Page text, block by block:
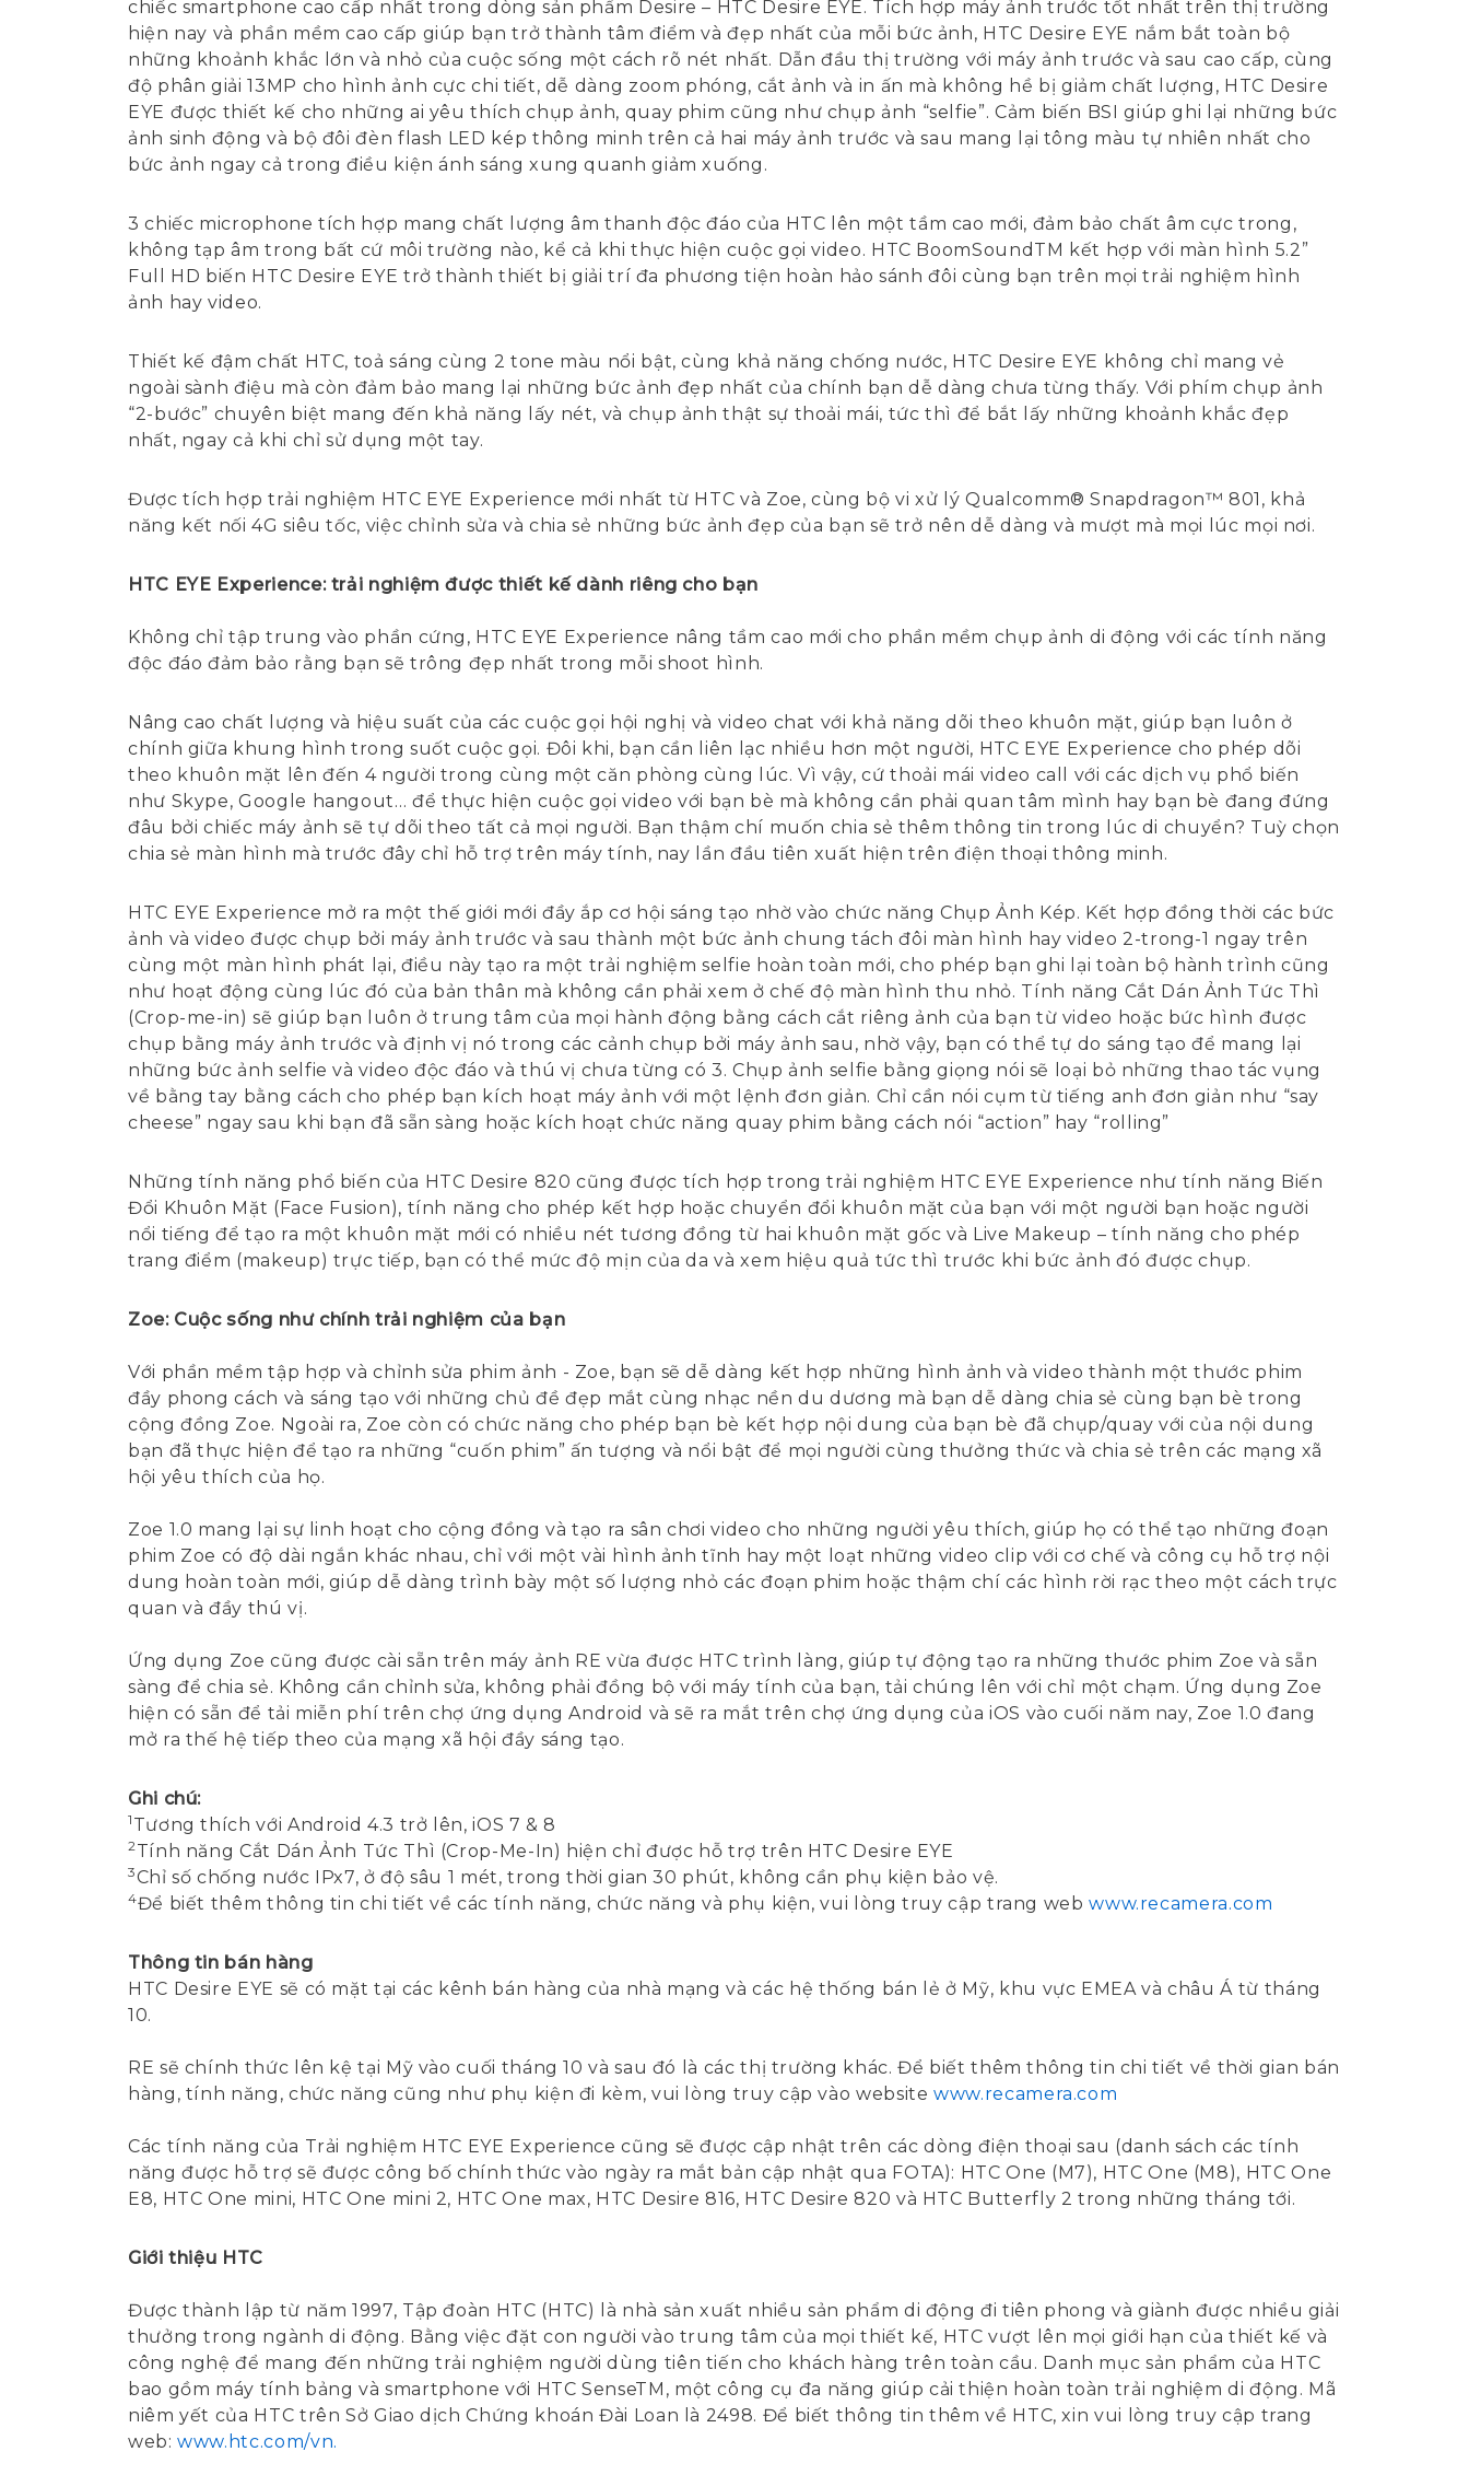
chiếc smartphone cao cấp nhất trong dòng sản phẩm Desire – HTC Desire EYE. Tích hợp máy ảnh trước tốt nhất trên thị trường
hiện nay và phần mềm cao cấp giúp bạn trở thành tâm điểm và đẹp nhất của mỗi bức ảnh, HTC Desire EYE nắm bắt toàn bộ
những khoảnh khắc lớn và nhỏ của cuộc sống một cách rõ nét nhất. Dẫn đầu thị trường với máy ảnh trước và sau cao cấp, cùng
độ phân giải 13MP cho hình ảnh cực chi tiết, dễ dàng zoom phóng, cắt ảnh và in ấn mà không hề bị giảm chất lượng, HTC Desire
EYE được thiết kế cho những ai yêu thích chụp ảnh, quay phim cũng như chụp ảnh “selfie”. Cảm biến BSI giúp ghi lại những bức
ảnh sinh động và bộ đôi đèn flash LED kép thông minh trên cả hai máy ảnh trước và sau mang lại tông màu tự nhiên nhất cho
bức ảnh ngay cả trong điều kiện ánh sáng xung quanh giảm xuống.
3 chiếc microphone tích hợp mang chất lượng âm thanh độc đáo của HTC lên một tầm cao mới, đảm bảo chất âm cực trong,
không tạp âm trong bất cứ môi trường nào, kể cả khi thực hiện cuộc gọi video. HTC BoomSoundTM kết hợp với màn hình 5.2”
Full HD biến HTC Desire EYE trở thành thiết bị giải trí đa phương tiện hoàn hảo sánh đôi cùng bạn trên mọi trải nghiệm hình
ảnh hay video.
Thiết kế đậm chất HTC, toả sáng cùng 2 tone màu nổi bật, cùng khả năng chống nước, HTC Desire EYE không chỉ mang vẻ
ngoài sành điệu mà còn đảm bảo mang lại những bức ảnh đẹp nhất của chính bạn dễ dàng chưa từng thấy. Với phím chụp ảnh
“2-bước” chuyên biệt mang đến khả năng lấy nét, và chụp ảnh thật sự thoải mái, tức thì để bắt lấy những khoảnh khắc đẹp
nhất, ngay cả khi chỉ sử dụng một tay.
Được tích hợp trải nghiệm HTC EYE Experience mới nhất từ HTC và Zoe, cùng bộ vi xử lý Qualcomm® Snapdragon™ 801, khả
năng kết nối 4G siêu tốc, việc chỉnh sửa và chia sẻ những bức ảnh đẹp của bạn sẽ trở nên dễ dàng và mượt mà mọi lúc mọi nơi.
HTC EYE Experience: trải nghiệm được thiết kế dành riêng cho bạn
Không chỉ tập trung vào phần cứng, HTC EYE Experience nâng tầm cao mới cho phần mềm chụp ảnh di động với các tính năng
độc đáo đảm bảo rằng bạn sẽ trông đẹp nhất trong mỗi shoot hình.
Nâng cao chất lượng và hiệu suất của các cuộc gọi hội nghị và video chat với khả năng dõi theo khuôn mặt, giúp bạn luôn ở
chính giữa khung hình trong suốt cuộc gọi. Đôi khi, bạn cần liên lạc nhiều hơn một người, HTC EYE Experience cho phép dõi
theo khuôn mặt lên đến 4 người trong cùng một căn phòng cùng lúc. Vì vậy, cứ thoải mái video call với các dịch vụ phổ biến
như Skype, Google hangout… để thực hiện cuộc gọi video với bạn bè mà không cần phải quan tâm mình hay bạn bè đang đứng
đâu bởi chiếc máy ảnh sẽ tự dõi theo tất cả mọi người. Bạn thậm chí muốn chia sẻ thêm thông tin trong lúc di chuyển? Tuỳ chọn
chia sẻ màn hình mà trước đây chỉ hỗ trợ trên máy tính, nay lần đầu tiên xuất hiện trên điện thoại thông minh.
HTC EYE Experience mở ra một thế giới mới đầy ắp cơ hội sáng tạo nhờ vào chức năng Chụp Ảnh Kép. Kết hợp đồng thời các bức
ảnh và video được chụp bởi máy ảnh trước và sau thành một bức ảnh chung tách đôi màn hình hay video 2-trong-1 ngay trên
cùng một màn hình phát lại, điều này tạo ra một trải nghiệm selfie hoàn toàn mới, cho phép bạn ghi lại toàn bộ hành trình cũng
như hoạt động cùng lúc đó của bản thân mà không cần phải xem ở chế độ màn hình thu nhỏ. Tính năng Cắt Dán Ảnh Tức Thì
(Crop-me-in) sẽ giúp bạn luôn ở trung tâm của mọi hành động bằng cách cắt riêng ảnh của bạn từ video hoặc bức hình được
chụp bằng máy ảnh trước và định vị nó trong các cảnh chụp bởi máy ảnh sau, nhờ vậy, bạn có thể tự do sáng tạo để mang lại
những bức ảnh selfie và video độc đáo và thú vị chưa từng có 3. Chụp ảnh selfie bằng giọng nói sẽ loại bỏ những thao tác vụng
về bằng tay bằng cách cho phép bạn kích hoạt máy ảnh với một lệnh đơn giản. Chỉ cần nói cụm từ tiếng anh đơn giản như “say
cheese” ngay sau khi bạn đã sẵn sàng hoặc kích hoạt chức năng quay phim bằng cách nói “action” hay “rolling”
Những tính năng phổ biến của HTC Desire 820 cũng được tích hợp trong trải nghiệm HTC EYE Experience như tính năng Biến
Đổi Khuôn Mặt (Face Fusion), tính năng cho phép kết hợp hoặc chuyển đổi khuôn mặt của bạn với một người bạn hoặc người
nổi tiếng để tạo ra một khuôn mặt mới có nhiều nét tương đồng từ hai khuôn mặt gốc và Live Makeup – tính năng cho phép
trang điểm (makeup) trực tiếp, bạn có thể mức độ mịn của da và xem hiệu quả tức thì trước khi bức ảnh đó được chụp.
Zoe: Cuộc sống như chính trải nghiệm của bạn
Với phần mềm tập hợp và chỉnh sửa phim ảnh - Zoe, bạn sẽ dễ dàng kết hợp những hình ảnh và video thành một thước phim
đầy phong cách và sáng tạo với những chủ đề đẹp mắt cùng nhạc nền du dương mà bạn dễ dàng chia sẻ cùng bạn bè trong
cộng đồng Zoe. Ngoài ra, Zoe còn có chức năng cho phép bạn bè kết hợp nội dung của bạn bè đã chụp/quay với của nội dung
bạn đã thực hiện để tạo ra những “cuốn phim” ấn tượng và nổi bật để mọi người cùng thưởng thức và chia sẻ trên các mạng xã
hội yêu thích của họ.
Zoe 1.0 mang lại sự linh hoạt cho cộng đồng và tạo ra sân chơi video cho những người yêu thích, giúp họ có thể tạo những đoạn
phim Zoe có độ dài ngắn khác nhau, chỉ với một vài hình ảnh tĩnh hay một loạt những video clip với cơ chế và công cụ hỗ trợ nội
dung hoàn toàn mới, giúp dễ dàng trình bày một số lượng nhỏ các đoạn phim hoặc thậm chí các hình rời rạc theo một cách trực
quan và đầy thú vị.
Ứng dụng Zoe cũng được cài sẵn trên máy ảnh RE vừa được HTC trình làng, giúp tự động tạo ra những thước phim Zoe và sẵn
sàng để chia sẻ. Không cần chỉnh sửa, không phải đồng bộ với máy tính của bạn, tải chúng lên với chỉ một chạm. Ứng dụng Zoe
hiện có sẵn để tải miễn phí trên chợ ứng dụng Android và sẽ ra mắt trên chợ ứng dụng của iOS vào cuối năm nay, Zoe 1.0 đang
mở ra thế hệ tiếp theo của mạng xã hội đầy sáng tạo.
Ghi chú:
1 Tương thích với Android 4.3 trở lên, iOS 7 & 8
2Tính năng Cắt Dán Ảnh Tức Thì (Crop-Me-In) hiện chỉ được hỗ trợ trên HTC Desire EYE
3Chỉ số chống nước IPx7, ở độ sâu 1 mét, trong thời gian 30 phút, không cần phụ kiện bảo vệ.
4Để biết thêm thông tin chi tiết về các tính năng, chức năng và phụ kiện, vui lòng truy cập trang webwww.recamera.com
Thông tin bán hàng
HTC Desire EYE sẽ có mặt tại các kênh bán hàng của nhà mạng và các hệ thống bán lẻ ở Mỹ, khu vực EMEA và châu Á từ tháng
10.
RE sẽ chính thức lên kệ tại Mỹ vào cuối tháng 10 và sau đó là các thị trường khác. Để biết thêm thông tin chi tiết về thời gian bán
hàng, tính năng, chức năng cũng như phụ kiện đi kèm, vui lòng truy cập vào websitewww.recamera.com
Các tính năng của Trải nghiệm HTC EYE Experience cũng sẽ được cập nhật trên các dòng điện thoại sau (danh sách các tính
năng được hỗ trợ sẽ được công bố chính thức vào ngày ra mắt bản cập nhật qua FOTA): HTC One (M7), HTC One (M8), HTC One
E8, HTC One mini, HTC One mini 2, HTC One max, HTC Desire 816, HTC Desire 820 và HTC Butterfly 2 trong những tháng tới.
Giới thiệu HTC
Được thành lập từ năm 1997, Tập đoàn HTC (HTC) là nhà sản xuất nhiều sản phẩm di động đi tiên phong và giành được nhiều giải
thưởng trong ngành di động. Bằng việc đặt con người vào trung tâm của mọi thiết kế, HTC vượt lên mọi giới hạn của thiết kế và
công nghệ để mang đến những trải nghiệm người dùng tiên tiến cho khách hàng trên toàn cầu. Danh mục sản phẩm của HTC
bao gồm máy tính bảng và smartphone với HTC SenseTM, một công cụ đa năng giúp cải thiện hoàn toàn trải nghiệm di động. Mã
niêm yết của HTC trên Sở Giao dịch Chứng khoán Đài Loan là 2498. Để biết thông tin thêm về HTC, xin vui lòng truy cập trang
web:www.htc.com/vn.